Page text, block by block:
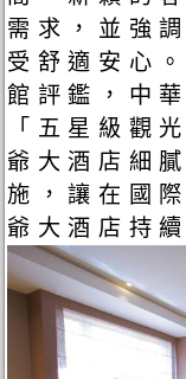
需求，並強
受舒適安心
館評鑑，中
「五星級觀
爺大酒店細
施，讓在國
爺大酒店持